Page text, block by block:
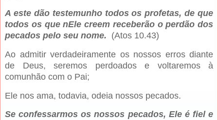
A este dão testemunho todos os profetas, de que
todos os que nEle creem receberão o perdão dos
pecados pelo seu nome. (Atos 10.43)
Ao admitir verdadeiramente os nossos erros diante
de Deus, seremos perdoados e voltaremos à
comunhão com o Pai;
Ele nos ama, todavia, odeia nossos pecados.
Se confessarmos os nossos pecados, Ele é fiel e